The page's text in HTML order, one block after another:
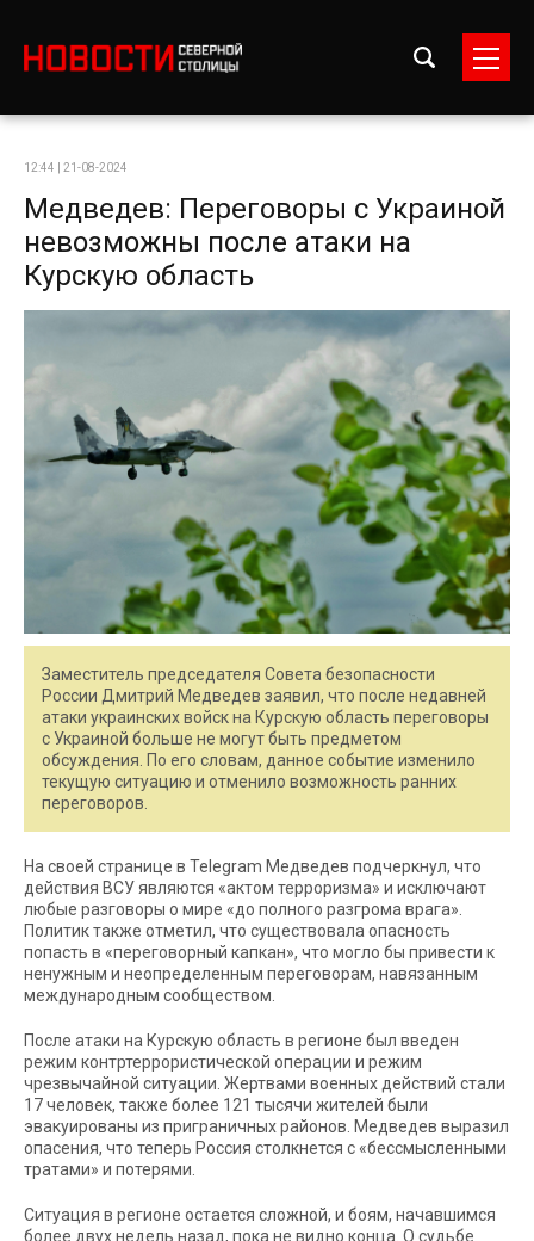
12:44 | 21-08-2024
Медведев: Переговоры с Украиной
невозможны после атаки на
Курскую область
Заместитель председателя Совета безопасности
России Дмитрий Медведев заявил, что после недавней
атаки украинских войск на Курскую область переговоры
с Украиной больше не могут быть предметом
обсуждения. По его словам, данное событие изменило
текущую ситуацию и отменило возможность ранних
переговоров.
На своей странице в Telegram Медведев подчеркнул, что
действия ВСУ являются «актом терроризма» и исключают
любые разговоры о мире «до полного разгрома врага».
Политик также отметил, что существовала опасность
попасть в «переговорный капкан», что могло бы привести к
ненужным и неопределенным переговорам, навязанным
международным сообществом.
После атаки на Курскую область в регионе был введен
режим контртеррористической операции и режим
чрезвычайной ситуации. Жертвами военных действий стали
17 человек, также более 121 тысячи жителей были
эвакуированы из приграничных районов. Медведев выразил
опасения, что теперь Россия столкнется с «бессмысленными
тратами» и потерями.
Ситуация в регионе остается сложной, и боям, начавшимся
более двух недель назад, пока не видно конца. О судьбе